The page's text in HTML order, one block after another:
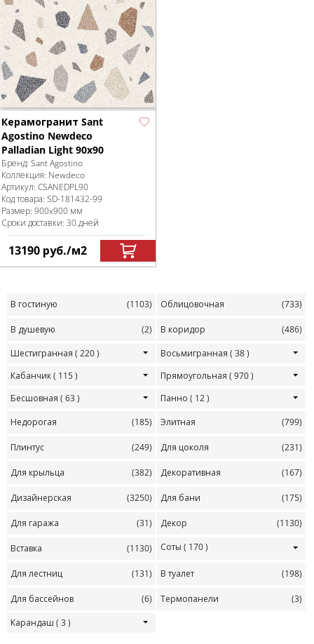
Керамогранит Sant
Agostino Newdeco
Palladian Light 90x90
Бренд: Sant Agostino
Коллекция: Newdeco
Артикул: CSANEDPL90
Код товара: SD-181432-99
Размер: 900x900 мм
Сроки доставки: 30 дней
13190 руб./м2
В гостиную (1103) Облицовочная (733)
В душевую (2) В коридор
(486)
Шестигранная ( 220 ) Восьмигранная ( 38 )
Кабанчик( 115 ) Прямоугольная ( 970 )
Бесшовная ( 63 ) Панно ( 12 )
Недорогая
(185) Элитная (799)
Плинтус (249) Для цоколя (231)
Для крыльца (382) Декоративная (167)
Дизайнерская (3250) Для бани (175)
Для гаража (31) Декор (1130)
Вставка (1130) Соты ( 170 )
Для лестниц (131) В туалет (198)
Для бассейнов (6) Термопанели
(3)
Карандаш ( 3 )